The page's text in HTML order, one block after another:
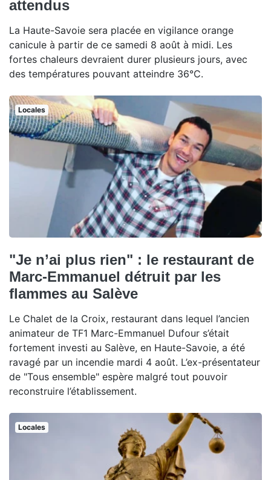
attendus
La Haute-Savoie sera placée en vigilance orange
canicule à partir de ce samedi 8 août à midi. Les
fortes chaleurs devraient durer plusieurs jours, avec
des températures pouvant atteindre 36°C.
Locales
"Je n’ai plus rien" : le restaurant de
Marc-Emmanuel détruit par les
flammes au Salève
Le Chalet de la Croix, restaurant dans lequel l’ancien
animateur de TF1 Marc-Emmanuel Dufour s’était
fortement investi au Salève, en Haute-Savoie, a été
ravagé par un incendie mardi 4 août. L’ex-présentateur
de "Tous ensemble" espère malgré tout pouvoir
reconstruire l’établissement.
Locales